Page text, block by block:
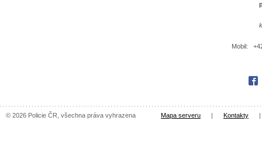
Mobil:
© 2026 Policie ČR, všechna práva vyhrazena Mapa serveru | Kontakty |